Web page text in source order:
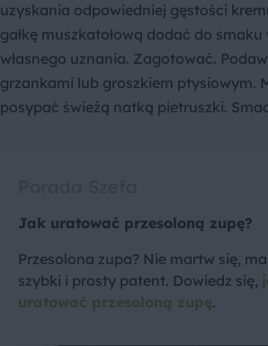
uzyskania odpowiedniej gęstości
gałkę muszkatołową dodać do smaku
własnego uznania. Zagotować.
grzankami lub groszkiem ptysiowym.
posypać świeżą natką pietruszki.
Jak uratować przesoloną zupę?
Przesolona zupa? Nie martw się,
szybki i prosty patent. Dowiedz się,
uratować przesoloną zupę.